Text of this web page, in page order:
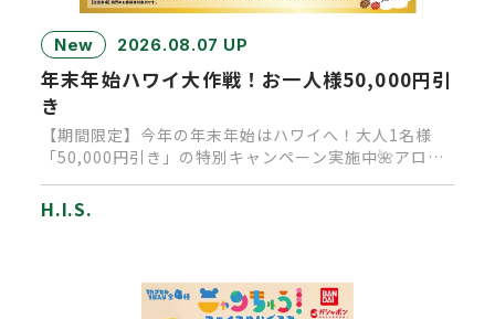
New 2026.08.07 UP
年末年始ハワイ大作戦！お一人様50,000円引
き
【期間限定】今年の年末年始はハワイへ！大人1名様
「50,000円引き」の特別キャンペーン実施中🌺アロ
ハ！皆様いかがお過ご…
H.I.S.